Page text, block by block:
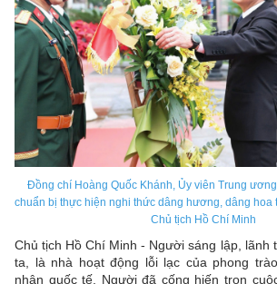
Đồng chí Hoàng Quốc Khánh, Ủy viên Trung
chuẩn bị thực hiện nghi thức dâng hương, dâng hoa
Chủ tịch Hồ Chí Minh
Chủ tịch Hồ Chí Minh - Người sáng lập, lãnh
ta, là nhà hoạt động lỗi lạc của phong
nhân quốc tế, Người đã cống hiến trọn